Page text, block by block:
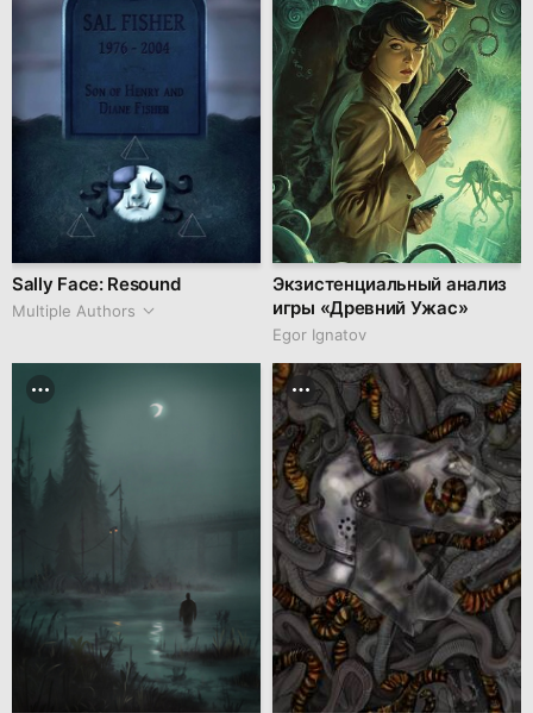
Sally Face: Resound
Multiple Authors
Экзистенциальный анализ
игры «Древний Ужас»
Egor Ignatov